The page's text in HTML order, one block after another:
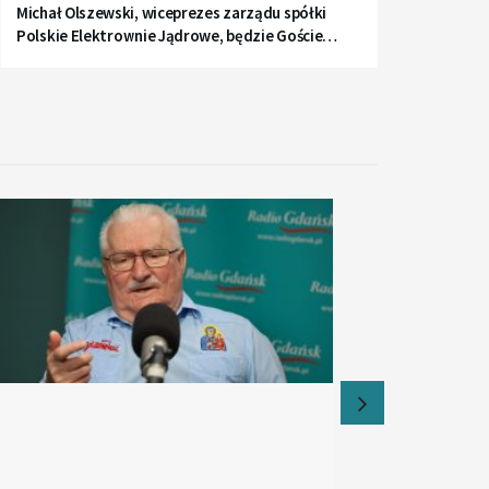
Michał Olszewski, wiceprezes zarządu spółki
Polskie Elektrownie Jądrowe, będzie Gościem